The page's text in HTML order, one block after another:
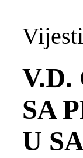
Vijesti
V.D.
SA
U